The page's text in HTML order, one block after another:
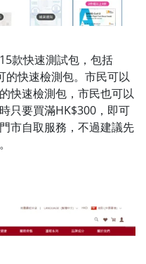
款快速測試包，包括
的快速檢測包。市民可以
快速檢測包，市民也可以
只要買滿HK$300，即可
市自取服務，不過建議先